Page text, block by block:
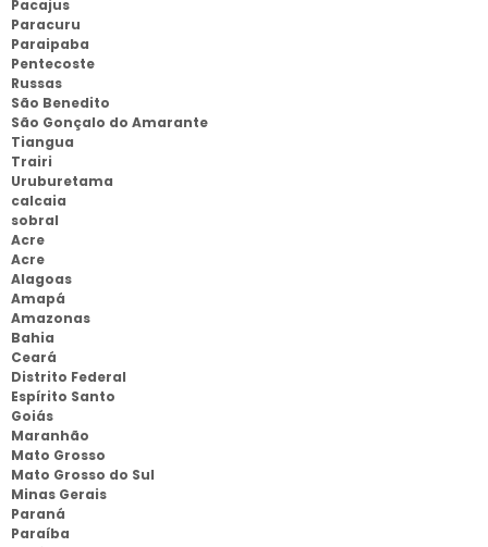
Pacajus
Paracuru
Paraipaba
Pentecoste
Russas
São Benedito
São Gonçalo do Amarante
Tiangua
Trairi
Uruburetama
calcaia
sobral
Acre
Acre
Alagoas
Amapá
Amazonas
Bahia
Ceará
Distrito Federal
Espírito Santo
Goiás
Maranhão
Mato Grosso
Mato Grosso do Sul
Minas Gerais
Paraná
Paraíba